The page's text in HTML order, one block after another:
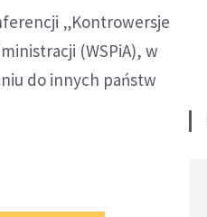
„Kontrowersje
(WSPiA), w
do innych państw